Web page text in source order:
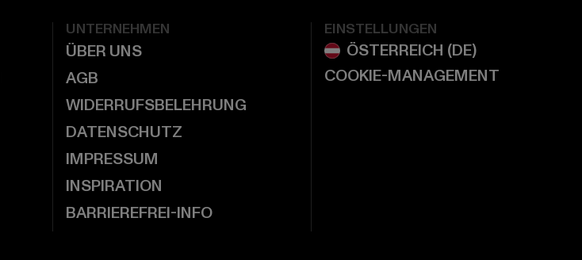
UNTERNEHMEN
ÜBER UNS
AGB
WIDERRUFSBELEHRUNG
DATENSCHUTZ
IMPRESSUM
INSPIRATION
BARRIEREFREI-INFO
EINSTELLUNGEN
COOKIE-MANAGEMENT